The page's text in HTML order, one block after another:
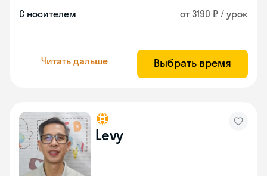
С носителем от 3190 ₽ / урок
Читать дальше Выбрать время
Levy